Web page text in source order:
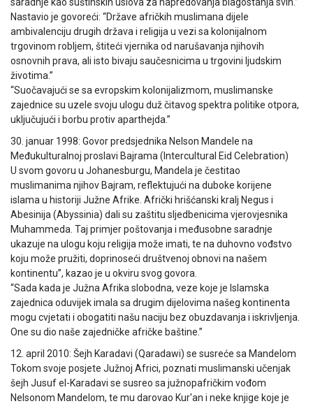
Nastavio je govoreći: “Države afričkih muslimana dijele
ambivalenciju drugih država i religija u vezi sa kolonijalnom
trgovinom robljem, štiteći vjernika od narušavanja njihovih
osnovnih prava, ali isto bivaju saučesnicima u trgovini ljudskim
životima.”
“Suočavajući se sa evropskim kolonijalizmom, muslimanske
zajednice su uzele svoju ulogu duž čitavog spektra politike otpora,
uključujući i borbu protiv aparthejda.”
30. januar 1998: Govor predsjednika Nelson Mandele na
Međukulturalnoj proslavi Bajrama (Intercultural Eid Celebration)
U svom govoru u Johanesburgu, Mandela je čestitao
muslimanima njihov Bajram, reflektujući na duboke korijene
islama u historiji Južne Afrike. Afrički hrišćanski kralj Negus i
Abesinija (Abyssinia) dali su zaštitu sljedbenicima vjerovjesnika
Muhammeda. Taj primjer poštovanja i međusobne saradnje
ukazuje na ulogu koju religija može imati, te na duhovno vođstvo
koju može pružiti, doprinoseći društvenoj obnovi na našem
kontinentu”, kazao je u okviru svog govora.
“Sada kada je Južna Afrika slobodna, veze koje je Islamska
zajednica oduvijek imala sa drugim dijelovima našeg kontinenta
mogu cvjetati i obogatiti našu naciju bez obuzdavanja i iskrivljenja.
One su dio naše zajedničke afričke baštine.”
12. april 2010: Šejh Karadavi (Qaradawi) se susreće sa Mandelom
Tokom svoje posjete Južnoj Africi, poznati muslimanski učenjak
šejh Jusuf el-Karadavi se susreo sa južnopafričkim vođom
Nelsonom Mandelom, te mu darovao Kur'an i neke knjige koje je